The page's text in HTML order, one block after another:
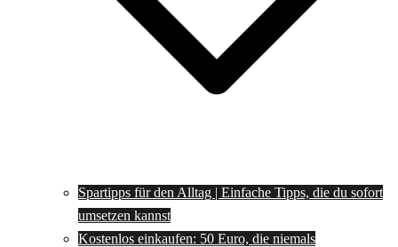
Spartipps für den Alltag | Einfache Tipps, die du sofort
umsetzen kannst
Kostenlos einkaufen: 50 Euro, die niemals